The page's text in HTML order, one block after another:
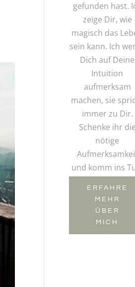
gefunden hast.
zeige Dir, wie
magisch das
sein kann. Ich
Dich auf Deine
Intuition
aufmerksam
machen, sie
immer zu Dir.
Schenke ihr die
nötige
und komm ins
ERFAHRE
MEHR
ÜBER
MICH